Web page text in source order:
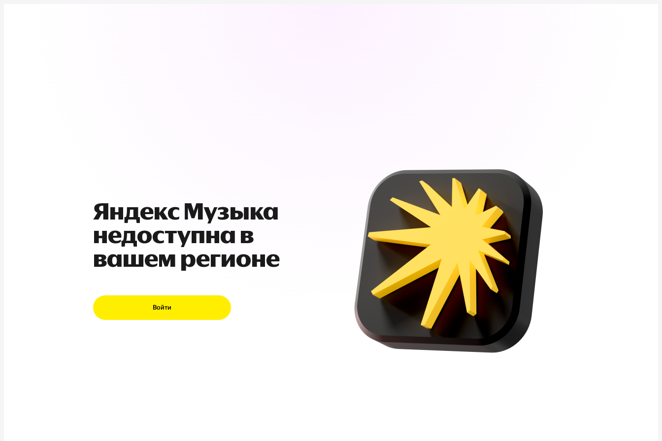
Яндекс Музыка
недоступна в
вашем регионе
Войти